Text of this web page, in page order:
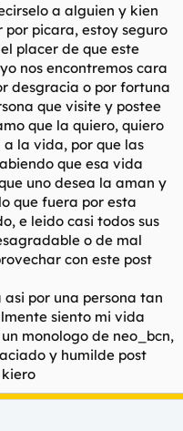
a alguien y kien
por picara, estoy seguro
placer de que este
nos encontremos cara
desgracia o por fortuna
que visite y postee
que la quiero, quiero
la vida, por que las
que esa vida
uno desea la aman y
que fuera por esta
e leido casi todos sus
o de mal
con este post
por una persona tan
siento mi vida
monologo de neo_bcn,
y humilde post